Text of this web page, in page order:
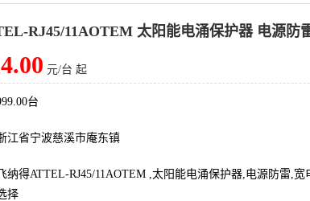
RJ45/11AOTEM 太阳能电涌保护器 电源防
元/台 起
台
江省宁波慈溪市庵东镇
飞纳得ATTEL-RJ45/11AOTEM ,太阳能电涌保护器,电源防雷,
择